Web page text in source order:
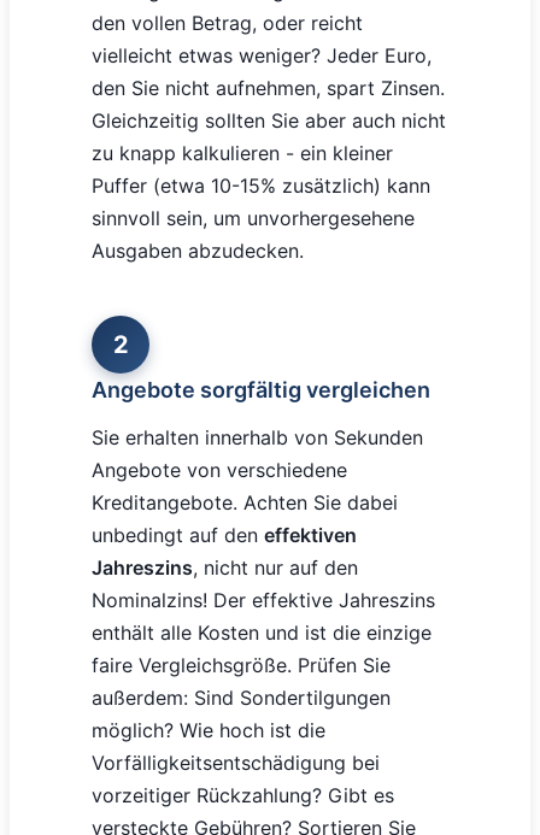
den vollen Betrag, oder reicht
vielleicht etwas weniger? Jeder Euro,
den Sie nicht aufnehmen, spart Zinsen.
Gleichzeitig sollten Sie aber auch nicht
zu knapp kalkulieren - ein kleiner
Puffer (etwa 10-15% zusätzlich) kann
sinnvoll sein, um unvorhergesehene
Ausgaben abzudecken.
2
Angebote sorgfältig vergleichen
Sie erhalten innerhalb von Sekunden
Angebote von verschiedene
Kreditangebote. Achten Sie dabei
unbedingt auf den effektiven
Jahreszins, nicht nur auf den
Nominalzins! Der effektive Jahreszins
enthält alle Kosten und ist die einzige
faire Vergleichsgröße. Prüfen Sie
außerdem: Sind Sondertilgungen
möglich? Wie hoch ist die
Vorfälligkeitsentschädigung bei
vorzeitiger Rückzahlung? Gibt es
versteckte Gebühren? Sortieren Sie